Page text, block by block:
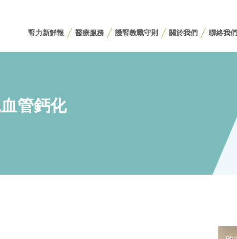
腎力新鮮報 醫療服務 護腎教戰守則 關於我們 聯絡我們
管鈣化